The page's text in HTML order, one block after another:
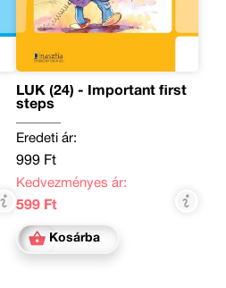
LÜK (24) - Important first
steps
Eredeti ár:
999 Ft
Kedvezményes ár:
599 Ft
Kosárba